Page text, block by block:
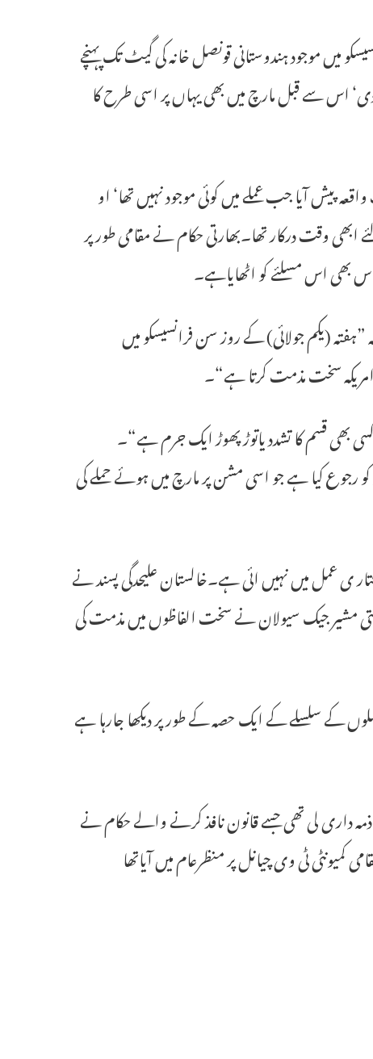
2جولائی کے روز سین فرانسیسکو میں موجود ہندوستانی قونصل خانہ کی گیٹ تک پہنچے
اس سے قبل مارچ میں بھی یہاں پر اسی طرح کا
پیش آیا جب عملے میں کوئی موجود نہیں تھا‘ او
وقت درکار تھا۔بھارتی حکام نے مقامی طور پر
بھی اس مسلئے کو اٹھایاہے۔
(یکم جولائی) کے روز سن فرانسیسکو میں
سخت مذمت کرتا ہے“۔
بھی قسم کا تشدد یاتوڑ پھوڑ ایک جرم ہے“۔
رجوع کیا ہے جو اسی مشن پر مارچ میں ہوئے حملے کی
ی عمل میں نہیں ائی ہے۔خالستان علیحدگی پسند نے
مشیر جیک سیولان نے سخت الفاظوں میں مذمت کی
کے سلسلے کے ایک حصہ کے طور پر دیکھا جارہا ہے
داری لی تھی جسے قانون نافذ کرنے والے حکام نے
ٹی وی چیانل پر منظرعام میں آیاتھا